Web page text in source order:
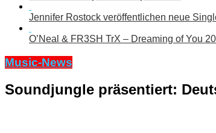
Jennifer Rostock veröffentlichen neue
O’Neal & FR3SH TrX – Dreaming of You
Music-News
Soundjungle präsentiert: